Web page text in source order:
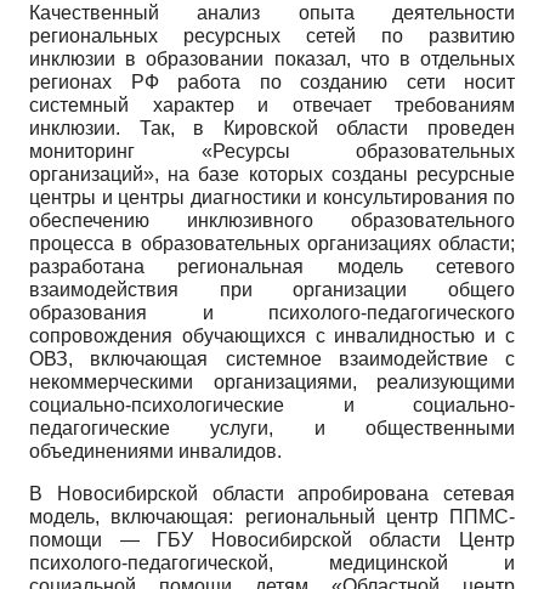
Качественный анализ опыта деятельности
региональных ресурсных сетей по развитию
инклюзии в образовании показал, что в отдельных
регионах РФ работа по созданию сети носит
системный характер и отвечает требованиям
инклюзии. Так, в Кировской области проведен
мониторинг «Ресурсы образовательных
организаций», на базе которых созданы ресурсные
центры и центры диагностики и консультирования по
обеспечению инклюзивного образовательного
процесса в образовательных организациях области;
разработана региональная модель сетевого
взаимодействия при организации общего
образования и психолого-педагогического
сопровождения обучающихся с инвалидностью и с
ОВЗ, включающая системное взаимодействие с
некоммерческими организациями, реализующими
социально-психологические и социально-
педагогические услуги, и общественными
объединениями инвалидов.
В Новосибирской области апробирована сетевая
модель, включающая: региональный центр ППМС-
помощи — ГБУ Новосибирской области Центр
психолого-педагогической, медицинской и